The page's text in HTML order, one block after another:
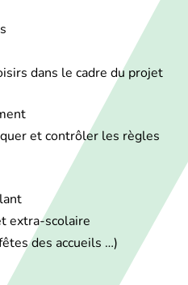
dans le cadre du projet
et contrôler les règles
extra-scolaire
des accueils …)